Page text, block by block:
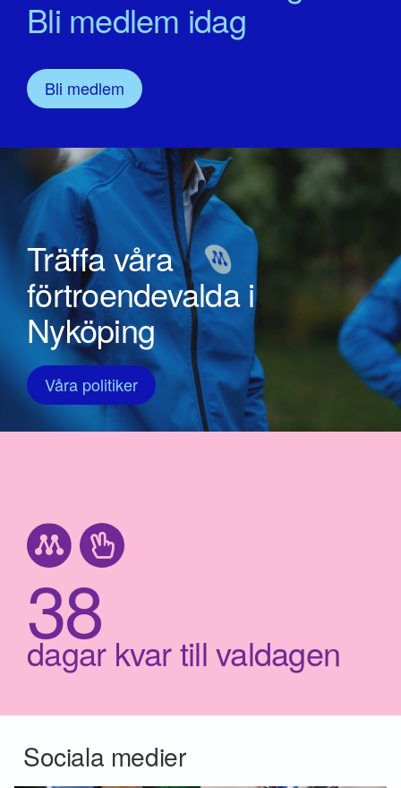
Bli medlem idag
Bli medlem
38
dagar kvar till valdagen
Träffa våra
förtroendevalda i
Nyköping
Våra politiker
Sociala medier